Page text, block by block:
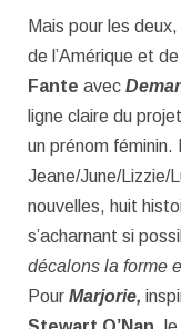
Mais pour les
de l’Amérique et
Fante avec
ligne claire du
un prénom
Jeane/June/Lizzie/
nouvelles, huit
s’acharnant si
décalons la forme
Pour Marjorie,